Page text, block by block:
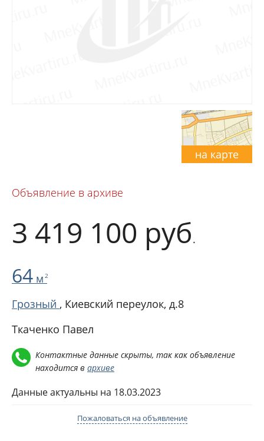
на карте
Объявление в архиве
3 419 100 руб.
64 м 2
Грозный , Киевский переулок, д.8
Ткаченко Павел
Контактные данные скрыты, так как объявление
находится в архиве
Данные актуальны на 18.03.2023
Пожаловаться на объявление